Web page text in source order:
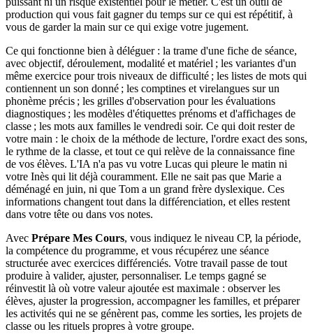
production qui vous fait gagner du temps sur ce qui est répétitif, à
vous de garder la main sur ce qui exige votre jugement.
Ce qui fonctionne bien à déléguer : la trame d'une fiche de séance,
avec objectif, déroulement, modalité et matériel ; les variantes d'un
même exercice pour trois niveaux de difficulté ; les listes de mots qui
contiennent un son donné ; les comptines et virelangues sur un
phonème précis ; les grilles d'observation pour les évaluations
diagnostiques ; les modèles d'étiquettes prénoms et d'affichages de
classe ; les mots aux familles le vendredi soir. Ce qui doit rester de
votre main : le choix de la méthode de lecture, l'ordre exact des sons,
le rythme de la classe, et tout ce qui relève de la connaissance fine
de vos élèves. L'IA n'a pas vu votre Lucas qui pleure le matin ni
votre Inès qui lit déjà couramment. Elle ne sait pas que Marie a
déménagé en juin, ni que Tom a un grand frère dyslexique. Ces
informations changent tout dans la différenciation, et elles restent
dans votre tête ou dans vos notes.
Avec Prépare Mes Cours, vous indiquez le niveau CP, la période,
la compétence du programme, et vous récupérez une séance
structurée avec exercices différenciés. Votre travail passe de tout
produire à valider, ajuster, personnaliser. Le temps gagné se
réinvestit là où votre valeur ajoutée est maximale : observer les
élèves, ajuster la progression, accompagner les familles, et préparer
les activités qui ne se génèrent pas, comme les sorties, les projets de
classe ou les rituels propres à votre groupe.